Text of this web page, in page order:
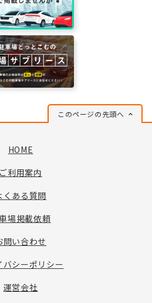
このページの先頭へ
HOME
ご利用案内
くある質問
場掲載依頼
問い合わせ
バシーポリシー
運営会社